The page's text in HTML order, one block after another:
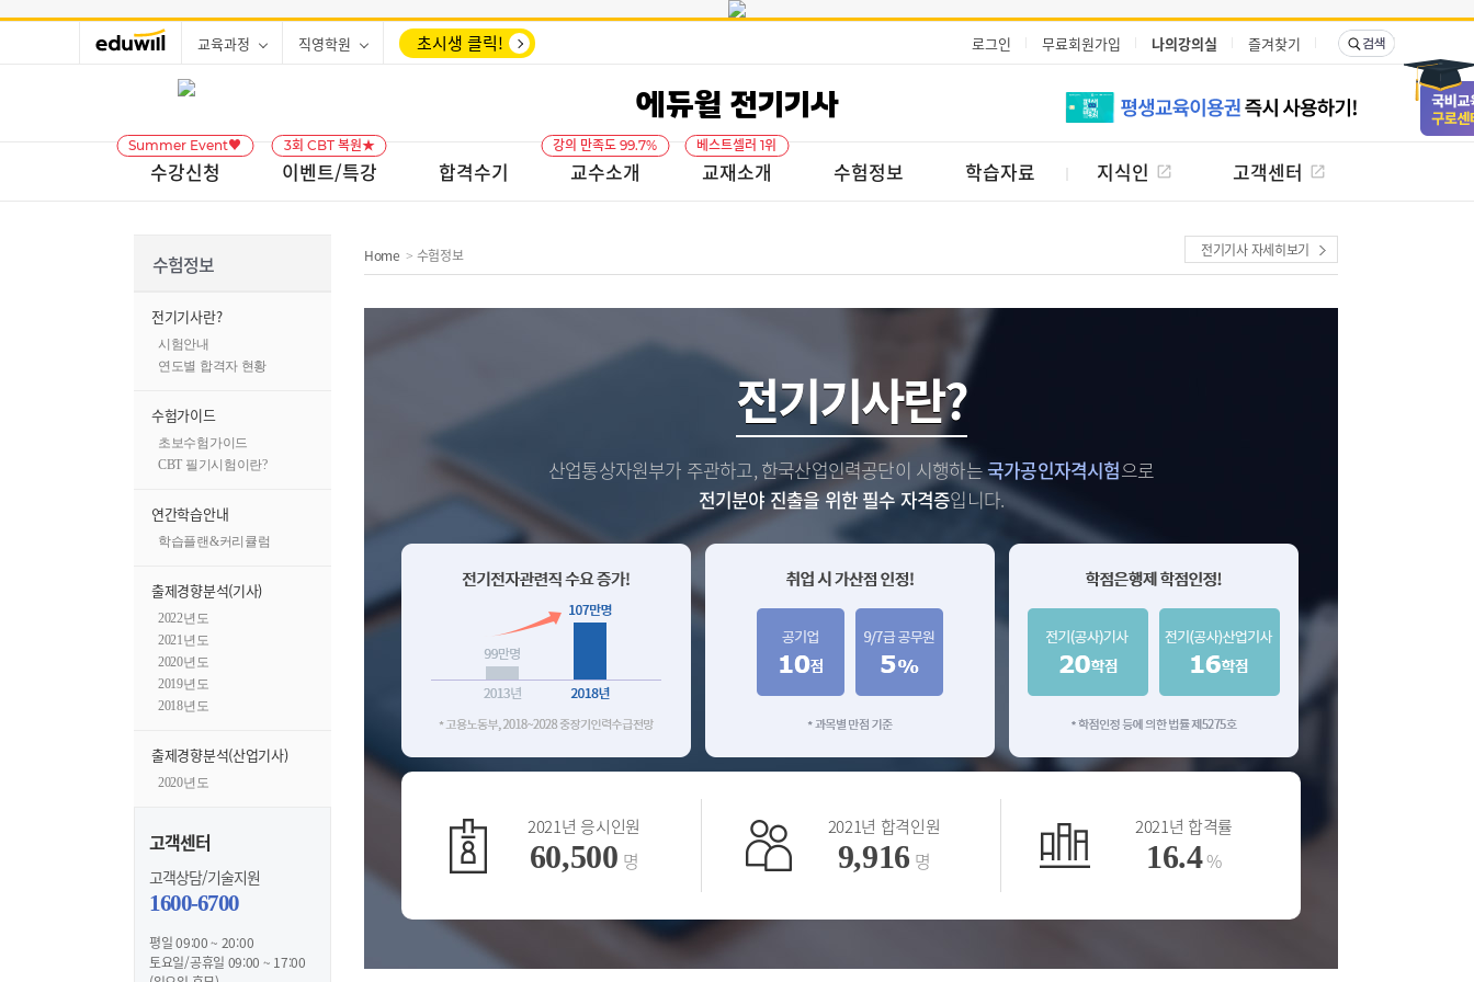
교육과정 직영학원 초시생 클릭! 로그인 무료회원가입 나의강의실 즐겨찾기
에듀윌 전기기사
수강신청
Summer Event♥
이벤트/특강
3회 CBT 복원★
합격수기 교수소개
강의 만족도 99.7%
교재소개
베스트셀러 1위
수험정보 학습자료 지식인 고객센터
수험정보
전기기사란?
시험안내
연도별 합격자 현황
수험가이드
초보수험가이드
CBT 필기시험이란?
연간학습안내
학습플랜&커리큘럼
출제경향분석(기사)
2022년도
2021년도
2020년도
2019년도
2018년도
출제경향분석(산업기사)
2020년도
고객센터
고객상담/기술지원
1600-6700
평일 09:00 ~ 20:00
토요일/공휴일 09:00 ~ 17:00
Home > 수험정보 전기기사 자세히보기
전기기사란?
산업통상자원부가 주관하고, 한국산업인력공단이 시행하는국가공인자격시험으로
전기분야 진출을 위한 필수 자격증입니다.
2021년 응시인원
60,500 명
2021년 합격인원
9,916 명
2021년 합격률
16.4%